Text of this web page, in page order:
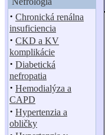
· Chronická renálna
insuficiencia
· CKD a KV
komplikácie
· Diabetická
nefropatia
· Hemodialýza a
CAPD
· Hypertenzia a
obličky